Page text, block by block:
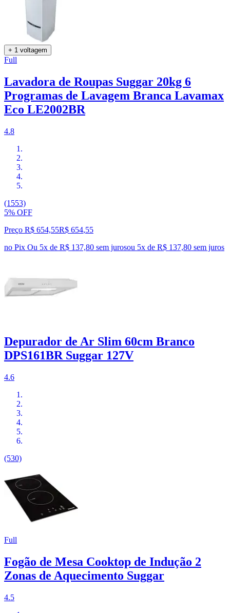
+ 1 voltagem
Full
Lavadora de Roupas Suggar 20kg 6
Programas de Lavagem Branca Lavamax
Eco LE2002BR
4.8
(1553)
5% OFF
Preço R$ 654,55R$ 654,55
no Pix Ou 5x de R$ 137,80 sem jurosou 5x de R$ 137,80 sem juros
Depurador de Ar Slim 60cm Branco
DPS161BR Suggar 127V
4.6
(530)
Full
Fogão de Mesa Cooktop de Indução 2
Zonas de Aquecimento Suggar
4.5